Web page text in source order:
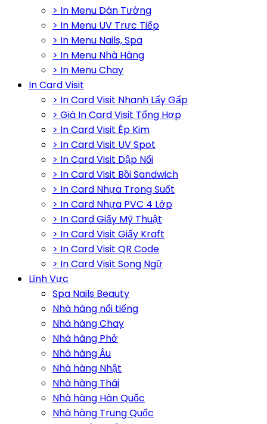
> In Menu Dán Tường
> In Menu UV Trực Tiếp
> In Menu Nails, Spa
> In Menu Nhà Hàng
> In Menu Chay
In Card Visit
> In Card Visit Nhanh Lấy Gấp
> Giá In Card Visit Tổng Hợp
> In Card Visit Ép Kim
> In Card Visit UV Spot
> In Card Visit Dập Nổi
> In Card Visit Bồi Sandwich
> In Card Nhựa Trong Suốt
> In Card Nhựa PVC 4 Lớp
> In Card Giấy Mỹ Thuật
> In Card Visit Giấy Kraft
> In Card Visit QR Code
> In Card Visit Song Ngữ
Lĩnh Vực
Spa Nails Beauty
Nhà hàng nổi tiếng
Nhà hàng Chay
Nhà hàng Phở
Nhà hàng Âu
Nhà hàng Nhật
Nhà hàng Thái
Nhà hàng Hàn Quốc
Nhà hàng Trung Quốc